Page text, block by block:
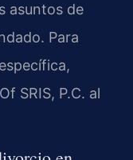
asuntos de
Para
SRIS, P.C. al